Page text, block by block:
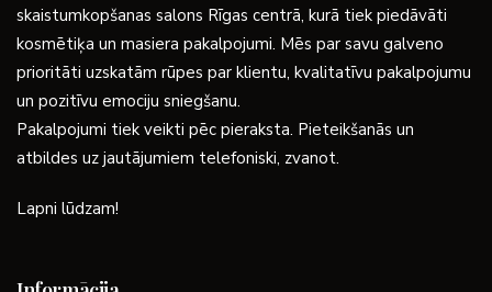
skaistumkopšanas salons Rīgas centrā, kurā tiek piedāvāti
kosmētiķa un masiera pakalpojumi. Mēs par savu galveno
prioritāti uzskatām rūpes par klientu, kvalitatīvu pakalpojumu
un pozitīvu emociju sniegšanu.
Pakalpojumi tiek veikti pēc pieraksta. Pieteikšanās un
atbildes uz jautājumiem telefoniski, zvanot.
Lapni lūdzam!